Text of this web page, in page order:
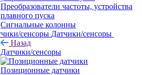
Преобразователи частоты, устройства
плавного пуска
Сигнальные колонны
Датчики/сенсоры
Назад
Датчики/сенсоры
Позиционные датчики